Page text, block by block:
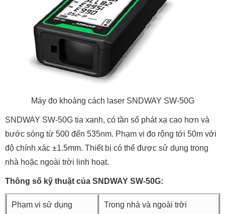
Máy đo khoảng cách laser SNDWAY SW-50G
SNDWAY SW-50G tia xanh, có tần số phát xạ cao hơn và
bước sóng từ 500 đến 535nm. Phạm vi đo rộng tới 50m với
độ chính xác ±1.5mm. Thiết bị có thể được sử dụng trong
nhà hoặc ngoài trời linh hoạt.
Thông số kỹ thuật của SNDWAY SW-50G:
Phạm vi sử dụng Trong nhà và ngoài trời